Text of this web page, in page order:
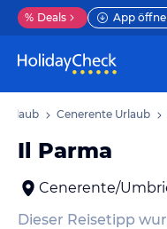
% Deals App
Urlaub Cenerente Urlaub
Il Parma
Cenerente/
Dieser Reisetipp